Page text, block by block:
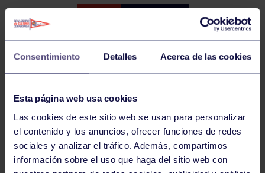
Consentimiento Detalles Acerca de las cookies
Esta página web usa cookies
Las cookies de este sitio web se usan para personalizar
el contenido y los anuncios, ofrecer funciones de redes
sociales y analizar el tráfico. Además, compartimos
información sobre el uso que haga del sitio web con
Lucha 15 MAY 2022